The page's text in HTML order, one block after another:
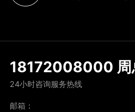
18172008000 周
24小时咨询服务热线
邮箱：